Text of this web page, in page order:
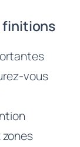
finitions
vous